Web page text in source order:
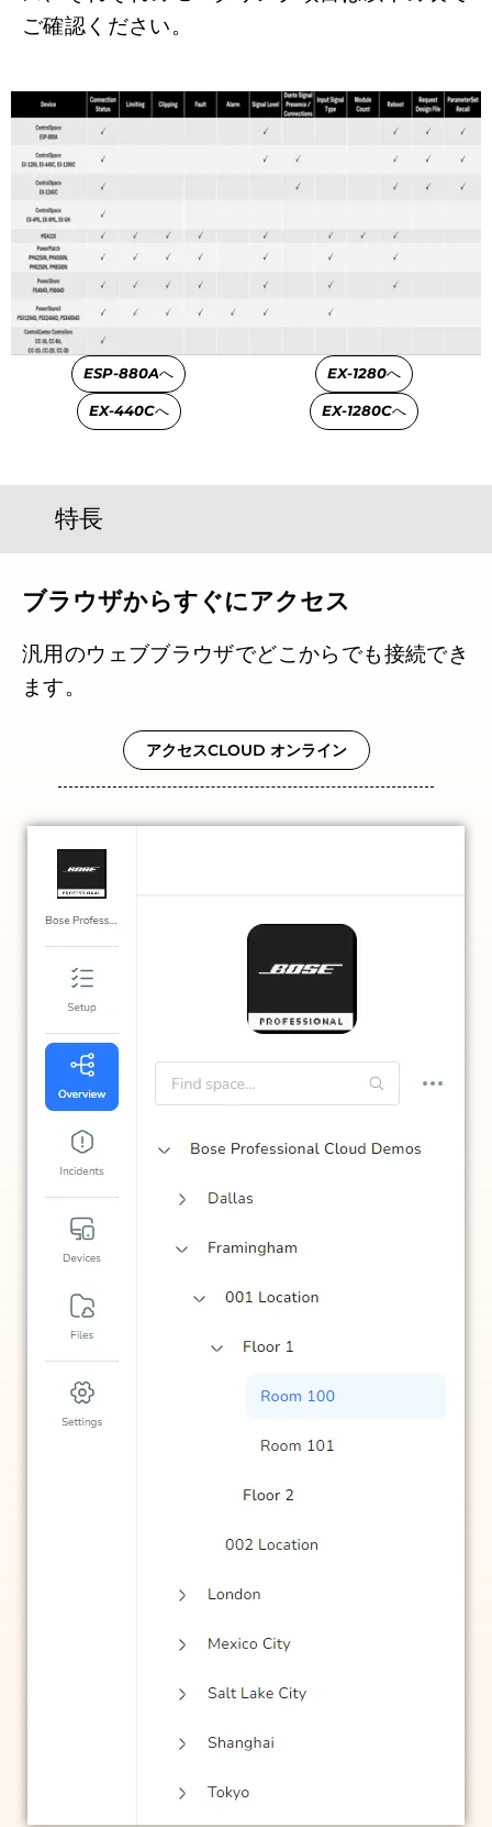
ご確認ください。
ESP-880Aへ EX-1280へ
EX-440Cへ EX-1280Cへ
特長
ブラウザからすぐにアクセス
汎用のウェブブラウザでどこからでも接続でき
ます。
アクセスCLOUD オンライン